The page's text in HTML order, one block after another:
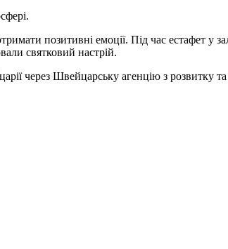
позитивні емоції. Під час естафет у
святковий настрій.
через Швейцарську агенцію з розвитку та